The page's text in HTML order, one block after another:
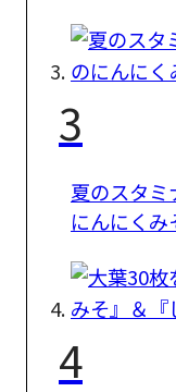
3
夏のスタミ
にんにく
4